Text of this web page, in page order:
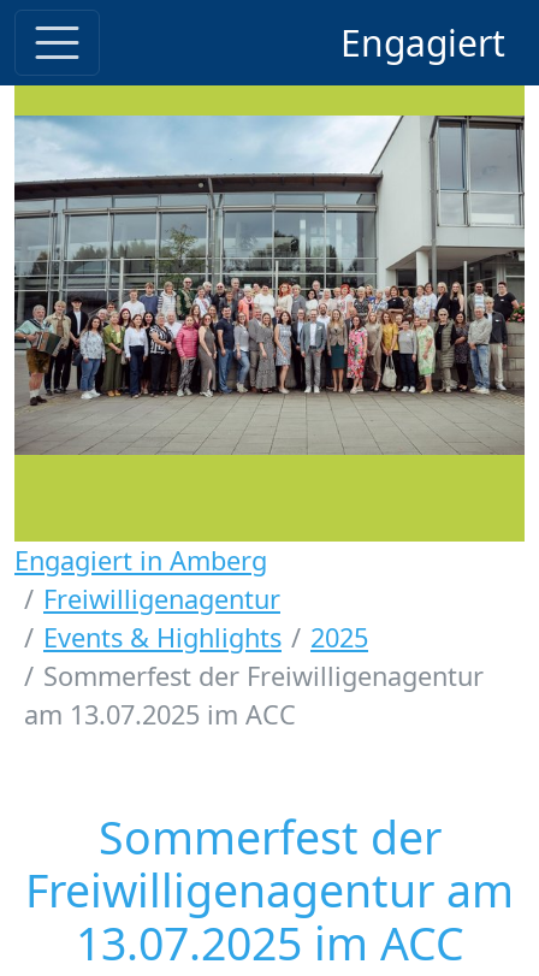
Engagiert
Engagiert in Amberg
Freiwilligenagentur
Events & Highlights
2025
Sommerfest der Freiwilligenagentur
am 13.07.2025 im ACC
Sommerfest der
Freiwilligenagentur am
13.07.2025 im ACC